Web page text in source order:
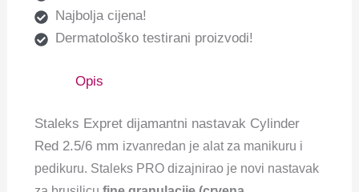
Najbolja cijena!
Dermatološko testirani proizvodi!
Opis
Staleks Expret dijamantni nastavak Cylinder
Red 2.5/6 mm izvanredan je alat za manikuru i
pedikuru. Staleks PRO dizajnirao je novi nastavak